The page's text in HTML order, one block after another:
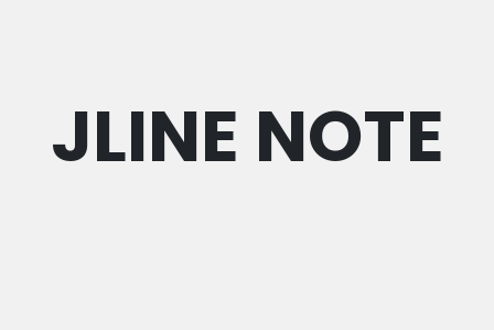
JLINE NOTE